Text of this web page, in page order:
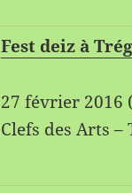
Fest deiz à
27 février 2016
Clefs des Arts –